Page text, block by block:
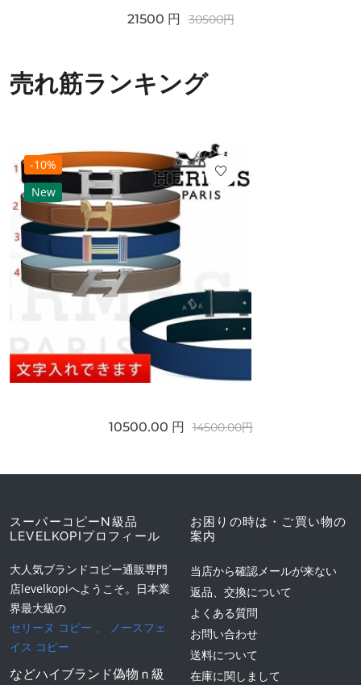
21500 円 30500円
売れ筋ランキング
-10%
New
10500.00 円 14500.00円
スーパーコピーN級品
LEVELKOPIプロフィール
大人気ブランドコピー通販専門
店levelkopiへようこそ。日本業
界最大級の
セリーヌ コピー 、
ノースフェ
イス コピー
などハイブランド偽物ｎ級
お困りの時は・ご買い物の
案内
当店から確認メールが来ない
返品、交換について
よくある質問
お問い合わせ
送料について
在庫に関しまして